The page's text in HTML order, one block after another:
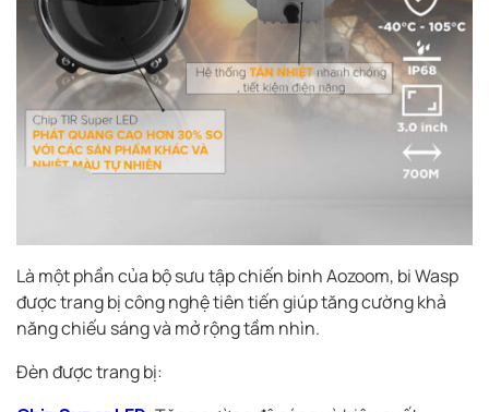
Là một phần của bộ sưu tập chiến binh Aozoom, bi Wasp
được trang bị công nghệ tiên tiến giúp tăng cường khả
năng chiếu sáng và mở rộng tầm nhìn.
Đèn được trang bị: